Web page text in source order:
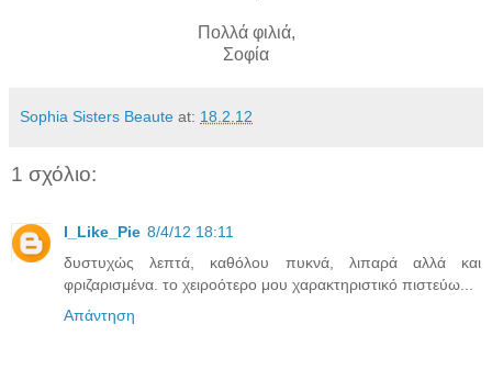
Πολλά φιλιά,
Σοφία
Sophia Sisters Beaute at: 18.2.12
1 σχόλιο:
I_Like_Pie 8/4/12 18:11
δυστυχώς λεπτά, καθόλου πυκνά, λιπαρά αλλά και
φριζαρισμένα. το χειροότερο μου χαρακτηριστικό πιστεύω...
Απάντηση